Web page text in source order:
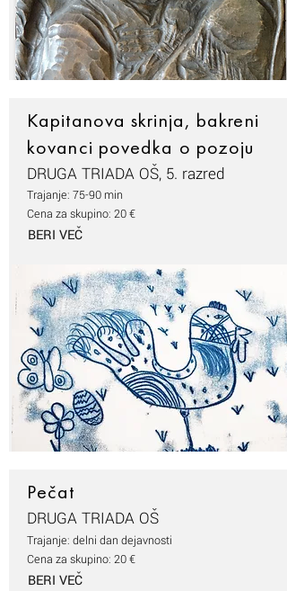
Kapitanova skrinja, bakreni
kovanci povedka o pozoju
DRUGA TRIADA OŠ, 5. razred
Trajanje: 75-90 min
Cena za skupino: 20 €
BERI VEČ
Pečat
DRUGA TRIADA OŠ
Trajanje: delni dan dejavnosti
Cena za skupino: 20 €
BERI VEČ